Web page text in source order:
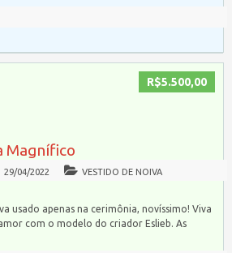
R$5.500,00
Magnífico
29/04/2022 VESTIDO DE NOIVA
usado apenas na cerimônia, novíssimo! Viva
com o modelo do criador Eslieb. As